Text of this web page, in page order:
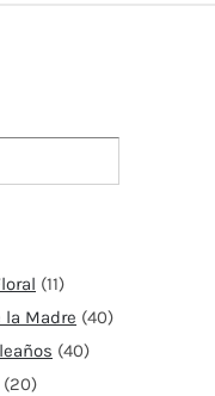
(11)
la Madre (40)
(40)
(20)